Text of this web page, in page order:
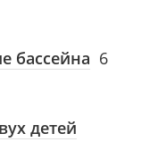
бассейна 6
детей